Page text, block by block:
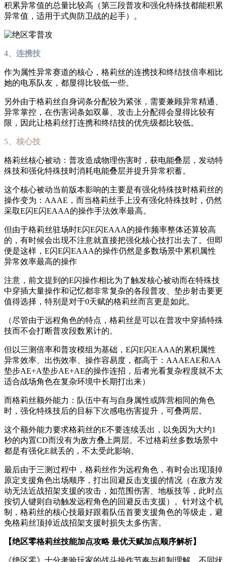
积累异常值的总量比较高（第三段普攻和强化特殊技都能积累
异常值，适用于式舆防卫战的起手）。
4、连携技
作为属性异常赛道的核心，格莉丝的连携技和终结技倍率相比
她的电系队友，都显得比较低一些。
另外由于格莉丝自身词条分配较为紧张，需要兼顾异常精通、
异常掌控，在伤害词条如双暴、攻击上分配得会显得比较有
限，因此让格莉丝打连携和终结技的优先级都比较低。
5、核心技
格莉丝核心被动：普攻造成物理伤害时，获电能叠层，发动特
殊技和强化特殊技时消耗电能叠层并提升异常积蓄。
这个核心被动当前版本影响的主要是有强化特殊技时格莉丝的
操作变为：AAAE，而当格莉丝手上没有强化特殊技时，仍然
采取E闪E闪EAAA的操作手法效率最高。
但由于格莉丝驻场时E闪E闪EAAA的操作频率整体还算较高
的，有时候会出现不注意就直接把强化核心技打出去了。但即
便是这样，E闪E闪EAAA的操作仍然是多数场景中累积属性
异常效率最高的操作
注意，前文提到的E闪操作相比为了触发核心被动而在特殊技
中穿插大量操作和记忆都非常复杂的各段普攻、垫步射击要更
值得选择，特别是对于0天赋的格莉丝而言更是如此。
（尽管由于远程角色的特点，格莉丝是可以在普攻中穿插特殊
技而不会打断普攻段数累计的。
但以三测倍率和普攻模组为基础，E闪E闪EAAA的累积属性
异常效率、出伤效率、操作容易度，都高于：AAAEAE和AA
垫步AE+A垫步AE+AE的操作连招，后者光看复杂程度就不太
适合战场角色在复杂环境中长期打出来）
而格莉丝额外能力：队伍中有与自身属性或阵营相同的角色
时，强化特殊技后的目标下次感电伤害提升，可叠两层。
这个额外能力要求格莉丝的E不要连续丢出，以免因为大约1
秒的内置CD而没有为敌方叠上两层。不过格莉丝多数场景中
都是有强化E就丢的，不太受此影响。
最后由于三测过程中，格莉丝作为远程角色，有时会出现顶掉
原定支援角色出场顺序，打出回避反击支援的情况（在敌方发
动无法近战招架支援的攻击，如范围伤害、地板技等，此时点
按切人键则自动触发远程角色的回避反击支援）。针对这个机
制，格莉丝的核心技最好跟着队伍首要支援角色的等级走，避
免格莉丝顶掉近战招架支援时损失太多伤害。
【绝区零格莉丝技能加点攻略 最优天赋加点顺序解析】
《绝区零》十分考验玩家的战斗操作节奏与机制理解，不同状